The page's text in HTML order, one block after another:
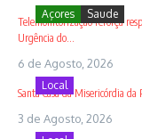
Açores Saude
Telemonitorização reforça
Urgência do...
6 de Agosto, 2026
Local
Santa Casa da Misericórdia
3 de Agosto, 2026